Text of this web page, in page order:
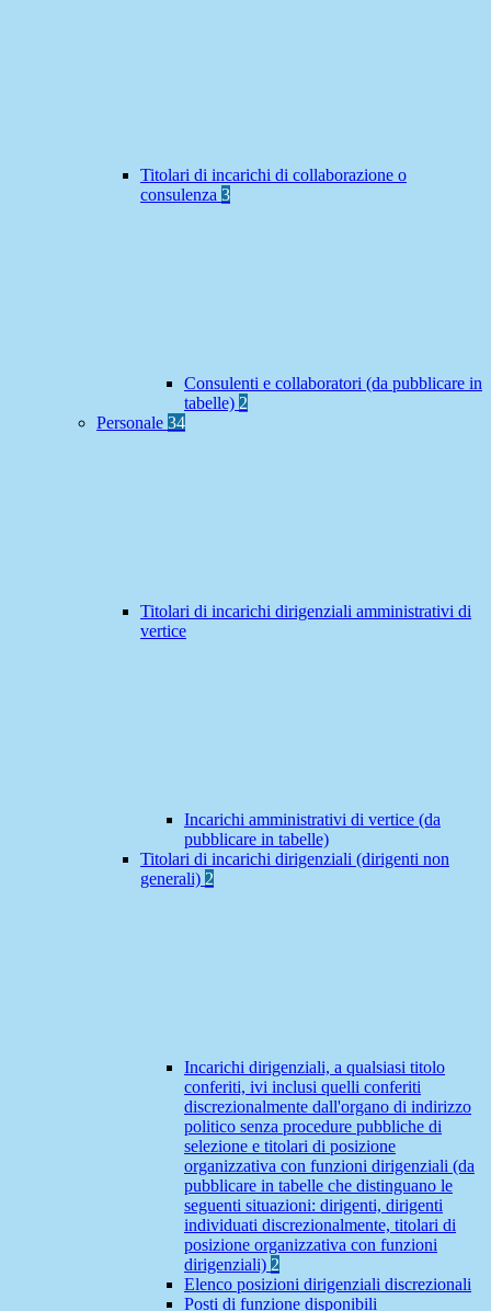
Titolari di incarichi di collaborazione o
consulenza 3
Consulenti e collaboratori (da pubblicare in
tabelle) 2
Personale 34
Titolari di incarichi dirigenziali amministrativi di
vertice
Incarichi amministrativi di vertice (da
pubblicare in tabelle)
Titolari di incarichi dirigenziali (dirigenti non
generali) 2
Incarichi dirigenziali, a qualsiasi titolo
conferiti, ivi inclusi quelli conferiti
discrezionalmente dall'organo di indirizzo
politico senza procedure pubbliche di
selezione e titolari di posizione
organizzativa con funzioni dirigenziali (da
pubblicare in tabelle che distinguano le
seguenti situazioni: dirigenti, dirigenti
individuati discrezionalmente, titolari di
posizione organizzativa con funzioni
dirigenziali) 2
Elenco posizioni dirigenziali discrezionali
Posti di funzione disponibili